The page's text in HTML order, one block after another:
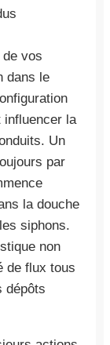
vos
dans le
influencer la
Un
par
la douche
siphons.
non
de flux tous
dépôts